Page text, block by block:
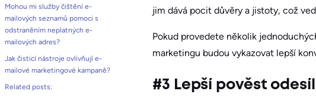
Mohou mi služby čištění e-
mailových seznamů pomoci s
odstraněním neplatných e-
mailových adres?
Jak čisticí nástroje ovlivňují e-
mailové marketingové kampaně?
Related posts:
jim dává pocit důvěry a jistoty, což
Pokud provedete několik
marketingu budou vykazovat lepší
#3 Lepší pověst